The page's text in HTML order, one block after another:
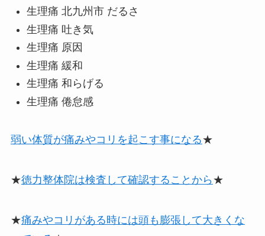
生理痛 北九州市 だるさ
生理痛 吐き気
生理痛 原因
生理痛 緩和
生理痛 和らげる
生理痛 倦怠感
弱い体質が痛みやコリを起こす事になる★
★徳力整体院は検査して確認することから ★
★痛みやコリがある時には頭も膨張して大きくな